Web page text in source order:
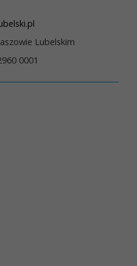
Lubelskim
0001